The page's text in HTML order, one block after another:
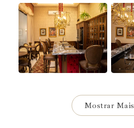
Mostrar Mais